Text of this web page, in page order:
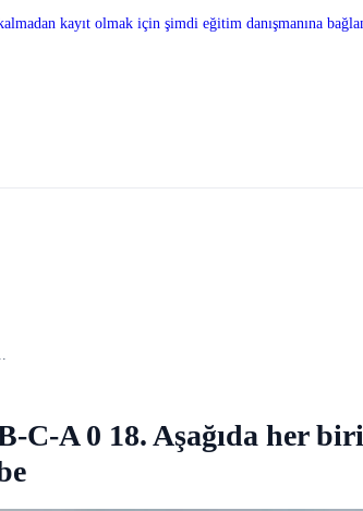
kayıt olmak için şimdi eğitim danışmanına
C-A 0 18. Aşağıda her